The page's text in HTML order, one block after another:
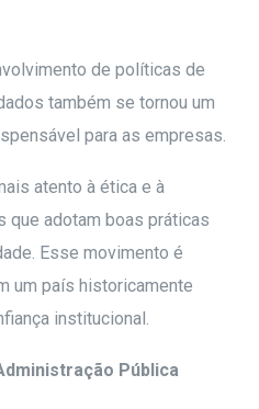
de políticas de
também se tornou um
para as empresas.
atento à ética e à
que adotam boas práticas
Esse movimento é
um país historicamente
institucional.
Pública